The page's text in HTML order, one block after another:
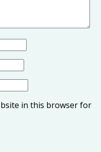
in this browser for